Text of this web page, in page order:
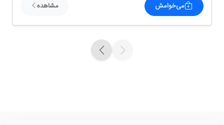
می‌خوامش مشاهده